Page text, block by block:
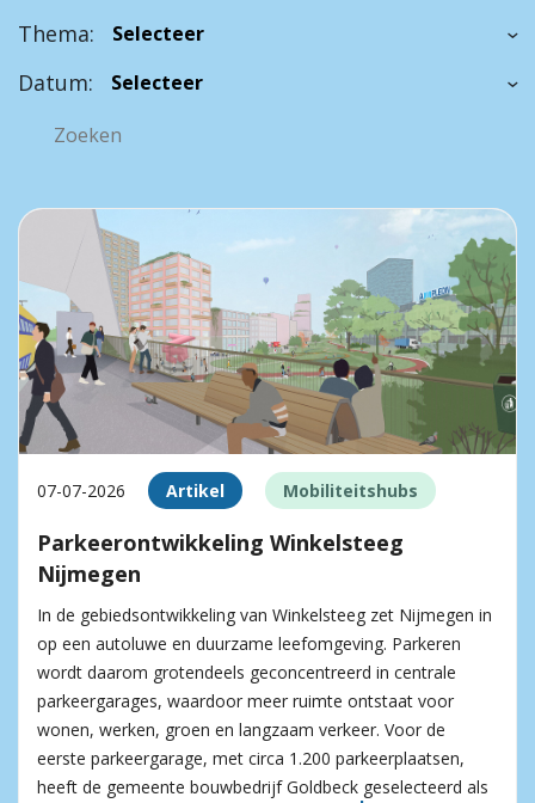
Thema:
Datum:
07-07-2026 Artikel Mobiliteitshubs
Parkeerontwikkeling Winkelsteeg
Nijmegen
In de gebiedsontwikkeling van Winkelsteeg zet Nijmegen in
op een autoluwe en duurzame leefomgeving. Parkeren
wordt daarom grotendeels geconcentreerd in centrale
parkeergarages, waardoor meer ruimte ontstaat voor
wonen, werken, groen en langzaam verkeer. Voor de
eerste parkeergarage, met circa 1.200 parkeerplaatsen,
heeft de gemeente bouwbedrijf Goldbeck geselecteerd als